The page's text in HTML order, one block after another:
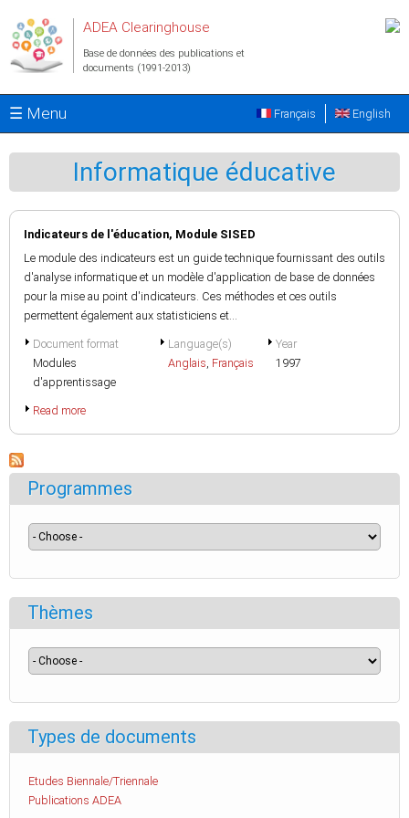
ADEA Clearinghouse
Base de données des publications et
documents (1991-2013)
☰ Menu English
Français
Informatique éducative
Indicateurs de l'éducation, Module SISED
Le module des indicateurs est un guide technique fournissant des outils
d'analyse informatique et un modèle d'application de base de données
pour la mise au point d'indicateurs. Ces méthodes et ces outils
permettent également aux statisticiens et...
Document format
Modules
d'apprentissage
Language(s)
Anglais, Français
Year
1997
Read more
Programmes
Thèmes
Types de documents
Etudes Biennale/Triennale
Publications ADEA